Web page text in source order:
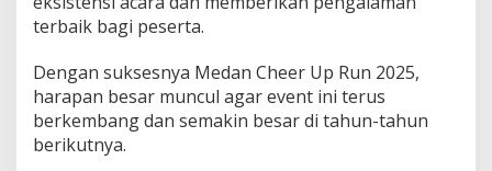
terbaik bagi peserta.
Dengan suksesnya Medan Cheer Up Run 2025,
harapan besar muncul agar event ini terus
berkembang dan semakin besar di tahun-tahun
berikutnya.